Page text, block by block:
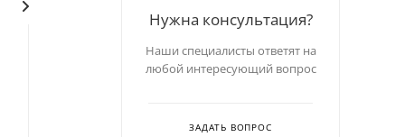
Hurakan HKN-ICF35D
Hurakan HKN-M35F PRO
Код: 384809
Нужна консультация?
Наши специалисты ответят на
любой интересующий вопрос
ЗАДАТЬ ВОПРОС